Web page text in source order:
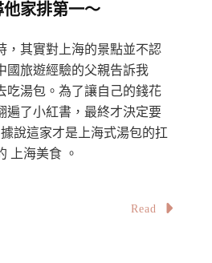
家排第一～
，其實對上海的景點並不認
國旅遊經驗的父親告訴我
吃湯包。為了讓自己的錢花
遍了小紅書，最終才決定要
說這家才是上海式湯包的扛
上海美食 。
Read